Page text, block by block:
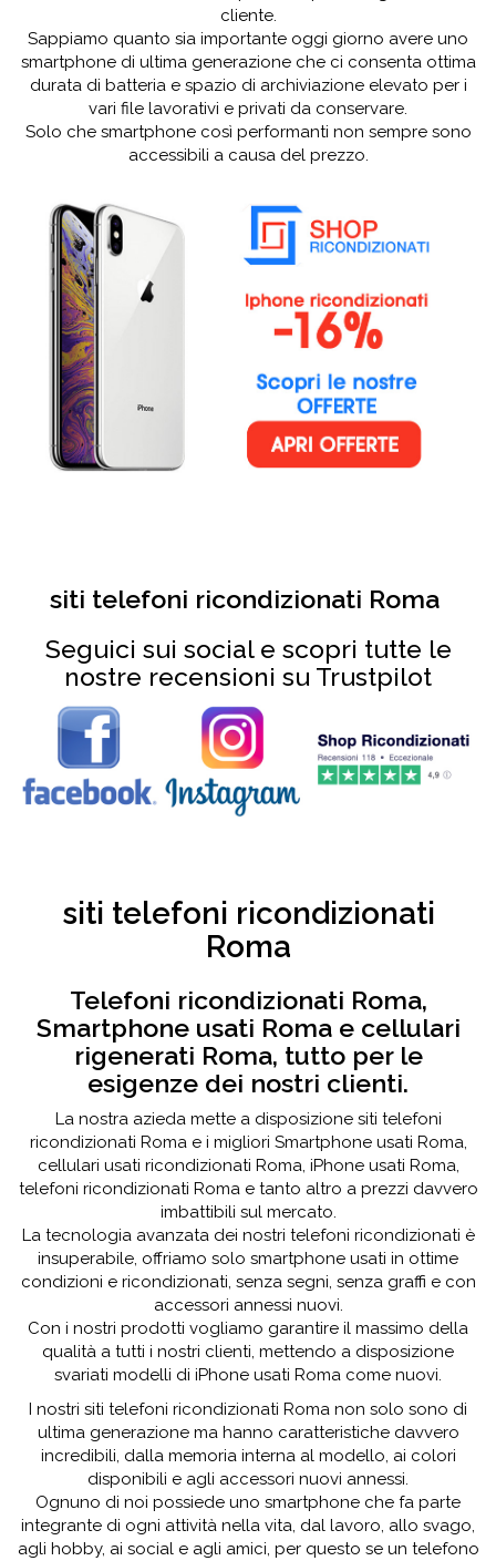
cliente.
Sappiamo quanto sia importante oggi giorno avere uno
smartphone di ultima generazione che ci consenta ottima
durata di batteria e spazio di archiviazione elevato per i
vari file lavorativi e privati da conservare.
Solo che smartphone così performanti non sempre sono
accessibili a causa del prezzo.
siti telefoni ricondizionati Roma
Seguici sui social e scopri tutte le
nostre recensioni su Trustpilot
siti telefoni ricondizionati
Roma
Telefoni ricondizionati Roma,
Smartphone usati Roma e cellulari
rigenerati Roma, tutto per le
esigenze dei nostri clienti.
La nostra azieda mette a disposizione siti telefoni
ricondizionati Roma e i migliori Smartphone usati Roma,
cellulari usati ricondizionati Roma, iPhone usati Roma,
telefoni ricondizionati Roma e tanto altro a prezzi davvero
imbattibili sul mercato.
La tecnologia avanzata dei nostri telefoni ricondizionati è
insuperabile, offriamo solo smartphone usati in ottime
condizioni e ricondizionati, senza segni, senza graffi e con
accessori annessi nuovi.
Con i nostri prodotti vogliamo garantire il massimo della
qualità a tutti i nostri clienti, mettendo a disposizione
svariati modelli di iPhone usati Roma come nuovi.
I nostri siti telefoni ricondizionati Roma non solo sono di
ultima generazione ma hanno caratteristiche davvero
incredibili, dalla memoria interna al modello, ai colori
disponibili e agli accessori nuovi annessi.
Ognuno di noi possiede uno smartphone che fa parte
integrante di ogni attività nella vita, dal lavoro, allo svago,
agli hobby, ai social e agli amici, per questo se un telefono